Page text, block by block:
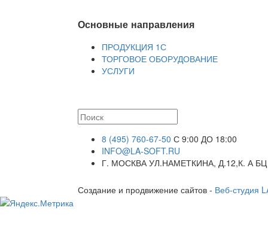
Основные направления
ПРОДУКЦИЯ 1С
ТОРГОВОЕ ОБОРУДОВАНИЕ
УСЛУГИ
8 (495) 760-67-50 С 9:00 ДО 18:00
INFO@LA-SOFT.RU
Г. МОСКВА УЛ.НАМЕТКИНА, Д.12,К. А
Создание и продвижение сайтов - Веб-студия